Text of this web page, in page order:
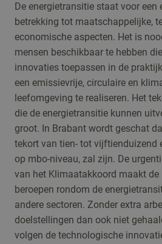
De energietransitie staat voor
betrekking tot maatschappelijke,
economische aspecten. Het is
mensen beschikbaar te hebben
innovaties toepassen in de
een emissievrije, circulaire en
leefomgeving te realiseren. Het
die de energietransitie kunnen
groot. In Brabant wordt geschat
tekort van tien- tot vijftienduizend
op mbo-niveau, zal zijn. De
van het Klimaatakkoord maakt
beroepen rondom de
andere sectoren. Zonder extra
doelstellingen dan ook niet
volgen de technologische